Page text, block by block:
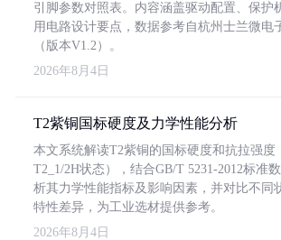
引脚参数对照表。内容涵盖驱动配置、保护
用电路设计要点，数据参考自杭州士兰微电
（版本V1.2）。
2026年8月4日
T2紫铜国标硬度及力学性能分析
本文系统解读T2紫铜的国标硬度和抗拉强度
T2_1/2H状态），结合GB/T 5231-2012标准
析其力学性能指标及影响因素，并对比不同
特性差异，为工业选材提供参考。
2026年8月4日